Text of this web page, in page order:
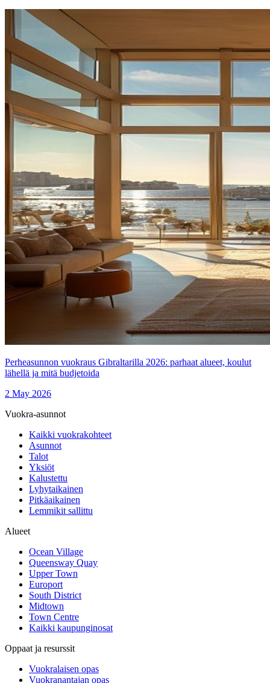
Perheasunnon vuokraus Gibraltarilla 2026: parhaat alueet, koulut
lähellä ja mitä budjetoida
2 May 2026
Vuokra-asunnot
Kaikki vuokrakohteet
Asunnot
Talot
Yksiöt
Kalustettu
Lyhytaikainen
Pitkäaikainen
Lemmikit sallittu
Alueet
Ocean Village
Queensway Quay
Upper Town
Europort
South District
Midtown
Town Centre
Kaikki kaupunginosat
Oppaat ja resurssit
Vuokralaisen opas
Vuokranantajan opas